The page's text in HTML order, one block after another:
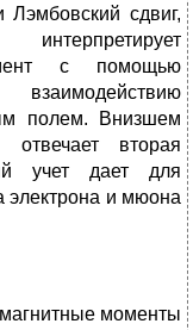
сдвиг,
интерпретирует
с помощью
полем. Внизшем
вторая
учет дает для
электрона и мюона
моменты